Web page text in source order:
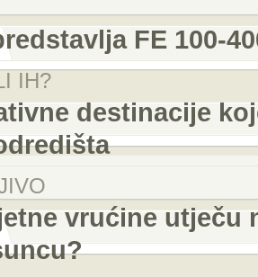
FE 100-
IH?
destinacije
vrućine utječu